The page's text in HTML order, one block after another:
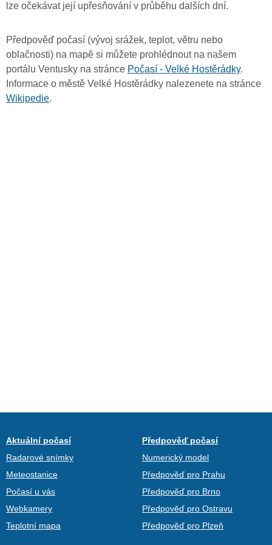
lze očekávat její upřesňování v průběhu dalších dní.
Předpověď počasí (vývoj srážek, teplot, větru nebo
oblačnosti) na mapě si můžete prohlédnout na našem
portálu Ventusky na stránce Počasí - Velké Hostěrádky.
Informace o městě Velké Hostěrádky nalezenete na stránce
Wikipedie.
Aktuální počasí
Radarové snímky
Meteostanice
Počasí u vás
Webkamery
Teplotní mapa
Předpověď počasí
Numerický model
Předpověď pro Prahu
Předpověď pro Brno
Předpověď pro Ostravu
Předpověď pro Plzeň